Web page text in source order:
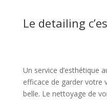
Le detailing
Un service d’esthétique
efficace de garder votre
belle. Le nettoyage de